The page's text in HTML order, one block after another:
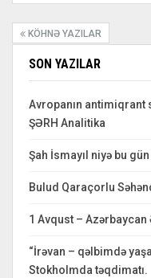
KÖHNƏ YAZILAR
SON YAZILAR
Avropanın antimiqrant
ŞƏRH Analitika
Şah İsmayıl niyə bu
Bulud Qaraçorlu
1 Avqust – Azərbaycan
“İrəvan – qəlbimdə
Stokholmda təqdimatı.